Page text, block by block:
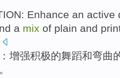
: Enhance an active
a mix of plain and
： 增强积极的舞蹈和弯曲
。